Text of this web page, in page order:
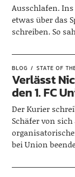
Ausschlafen.
etwas über das
schreiben. So
BLOG STATE OF
Verlässt
den 1. FC
Der Kurier
Schäfer von
bei Union